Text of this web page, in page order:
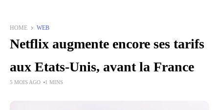
HOME WEB
Netflix augmente encore ses tarifs
aux Etats-Unis, avant la France
5 MOIS AGO 1 MINS